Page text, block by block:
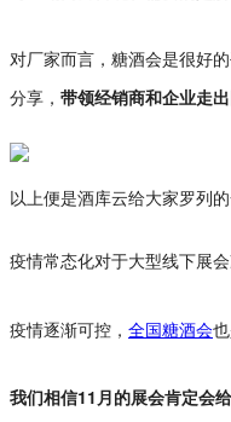
对厂家而言，糖酒会是很好
分享， 带领经销商和企业走出
以上便是酒库云给大家罗列
疫情常态化对于大型线下展
疫情逐渐可控， 全国糖酒会
我们相信11月的展会肯定会